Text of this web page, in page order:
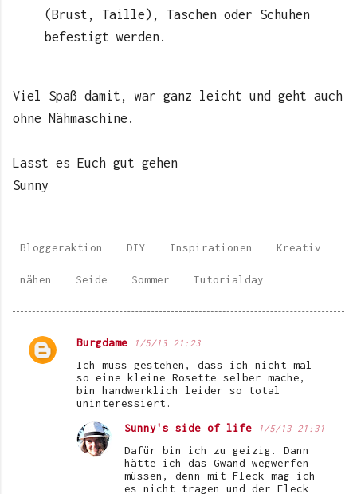
(Brust, Taille), Taschen oder Schuhen
befestigt werden.
Viel Spaß damit, war ganz leicht und geht auch
ohne Nähmaschine.
Lasst es Euch gut gehen
Sunny
Bloggeraktion DIY Inspirationen Kreativ
nähen Seide Sommer Tutorialday
K
Burgdame 1/5/13 21:23
Ich muss gestehen, dass ich nicht mal
so eine kleine Rosette selber mache,
bin handwerklich leider so total
uninteressiert.
Sunny's side of life 1/5/13 21:31
Dafür bin ich zu geizig. Dann
hätte ich das Gwand wegwerfen
müssen, denn mit Fleck mag ich
es nicht tragen und der Fleck